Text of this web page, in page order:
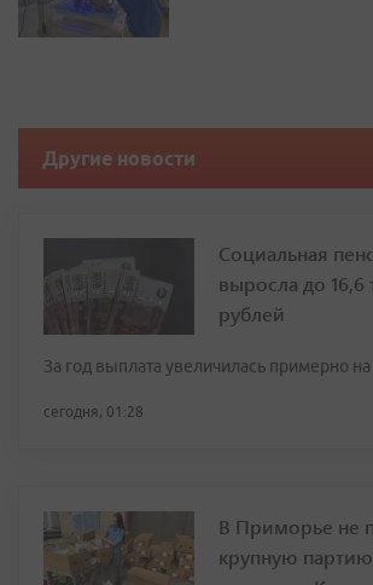
Другие новости
Социальная
выросла до 16,6
рублей
За год выплата увеличилась примерно
сегодня, 01:28
В Приморье не
крупную